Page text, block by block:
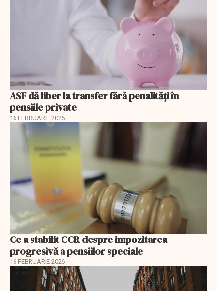
ASF dă liber la transfer fără penalități în
pensiile private
16 FEBRUARIE 2026
Ce a stabilit CCR despre impozitarea
progresivă a pensiilor speciale
16 FEBRUARIE 2026